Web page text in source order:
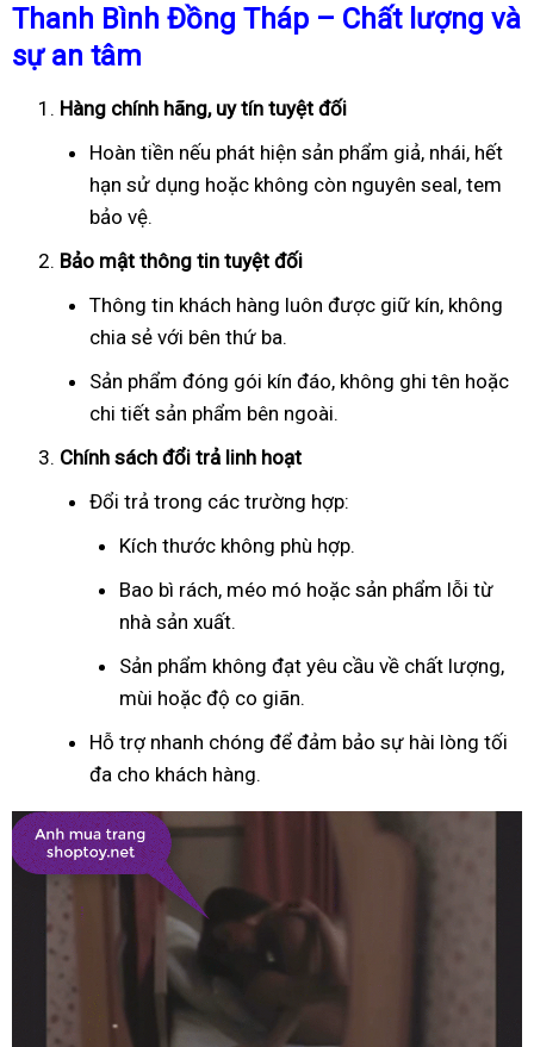
Thanh Bình Đồng Tháp – Chất lượng và
sự an tâm
Hàng chính hãng, uy tín tuyệt đối
Hoàn tiền nếu phát hiện sản phẩm giả, nhái, hết
hạn sử dụng hoặc không còn nguyên seal, tem
bảo vệ.
Bảo mật thông tin tuyệt đối
Thông tin khách hàng luôn được giữ kín, không
chia sẻ với bên thứ ba.
Sản phẩm đóng gói kín đáo, không ghi tên hoặc
chi tiết sản phẩm bên ngoài.
Chính sách đổi trả linh hoạt
Đổi trả trong các trường hợp:
Kích thước không phù hợp.
Bao bì rách, méo mó hoặc sản phẩm lỗi từ
nhà sản xuất.
Sản phẩm không đạt yêu cầu về chất lượng,
mùi hoặc độ co giãn.
Hỗ trợ nhanh chóng để đảm bảo sự hài lòng tối
đa cho khách hàng.